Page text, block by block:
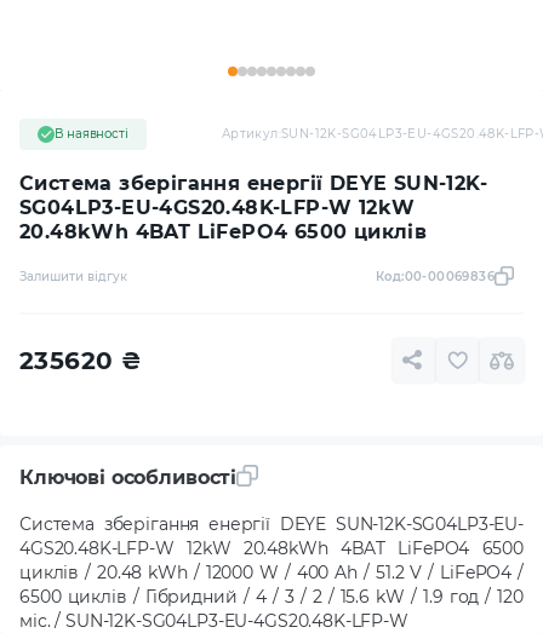
Система зберігання енергії DEYE SUN-12K-
SG04LP3-EU-4GS20.48K-LFP-W 12kW
20.48kWh 4BAT LiFePO4 6500 циклів
В наявності Артикул:SUN-12K-SG04LP3-EU-4GS20.48K-LFP-
Залишити відгук Код:00-00069836
235620 ₴
Ключові особливості
Система зберігання енергії DEYE SUN-12K-SG04LP3-EU-
4GS20.48K-LFP-W 12kW 20.48kWh 4BAT LiFePO4 6500
циклів / 20.48 kWh / 12000 W / 400 Ah / 51.2 V / LiFePO4 /
6500 циклів / Гібридний / 4 / 3 / 2 / 15.6 kW / 1.9 год / 120
міс. / SUN-12K-SG04LP3-EU-4GS20.48K-LFP-W